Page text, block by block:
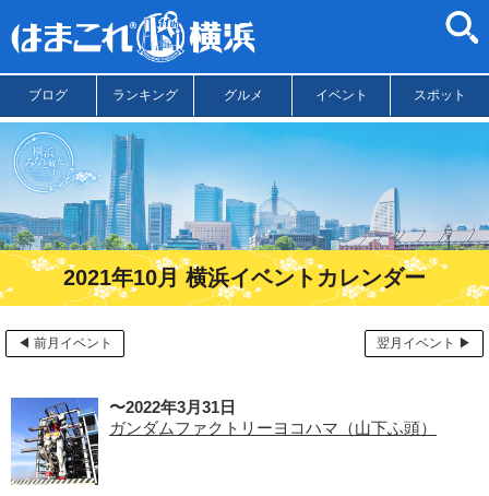
ブログ ランキング グルメ イベント スポット
2021年10月 横浜イベントカレンダー
◀ 前月イベント 翌月イベント ▶
〜2022年3月31日
ガンダムファクトリーヨコハマ（山下ふ頭）